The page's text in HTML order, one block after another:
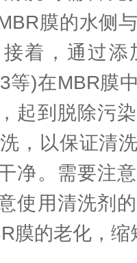
膜的水侧
着，通过添
等)在MBR膜
起到脱除污
，以保证清
净。需要注
使用清洗剂
膜的老化，